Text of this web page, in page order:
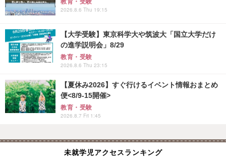
教育・受験
2026.8.6 Thu 19:15
【大学受験】東京科学大や筑波大「国立大学だけ
の進学説明会」8/29
教育・受験
2026.8.6 Thu 23:15
【夏休み2026】すぐ行けるイベント情報おまとめ
便<8/9-15開催>
教育・受験
2026.8.7 Fri 1:45
未就学児アクセスランキング